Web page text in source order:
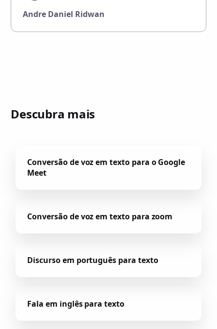
Andre Daniel Ridwan
Descubra mais
Conversão de voz em texto para o Google
Meet
Conversão de voz em texto para zoom
Discurso em português para texto
Fala em inglês para texto